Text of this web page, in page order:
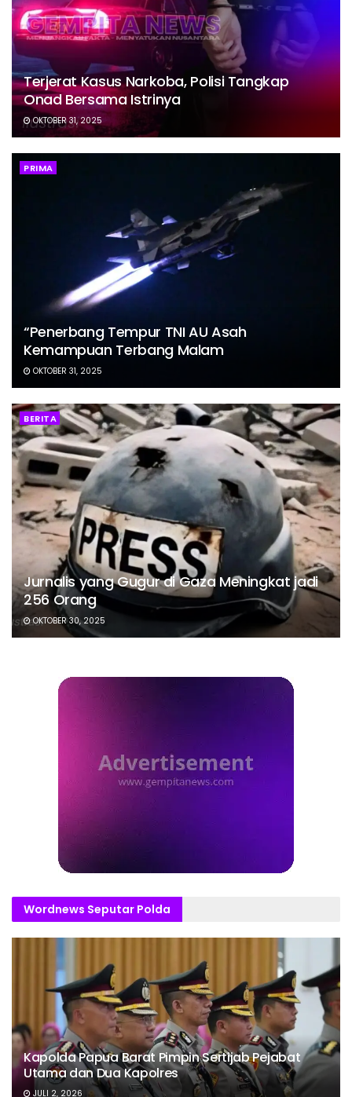
Terjerat Kasus Narkoba, Polisi Tangkap
Onad Bersama Istrinya
OKTOBER 31, 2025
PRIMA
“Penerbang Tempur TNI AU Asah
Kemampuan Terbang Malam
OKTOBER 31, 2025
BERITA
Jurnalis yang Gugur di Gaza Meningkat jadi
256 Orang
OKTOBER 30, 2025
Wordnews Seputar Polda
Kapolda Papua Barat Pimpin Sertijab Pejabat
Utama dan Dua Kapolres
JULI 2, 2026